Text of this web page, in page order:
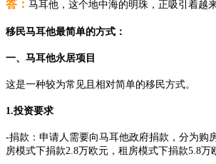
答： 马耳他，这个地中海的明珠，正吸引着越
移民马耳他最简单的方式：
一、马耳他永居项目
这是一种较为常见且相对简单的移民方式。
1.投资要求
-捐款：申请人需要向马耳他政府捐款，分为购
房模式下捐款2.8万欧元，租房模式下捐款5.8万